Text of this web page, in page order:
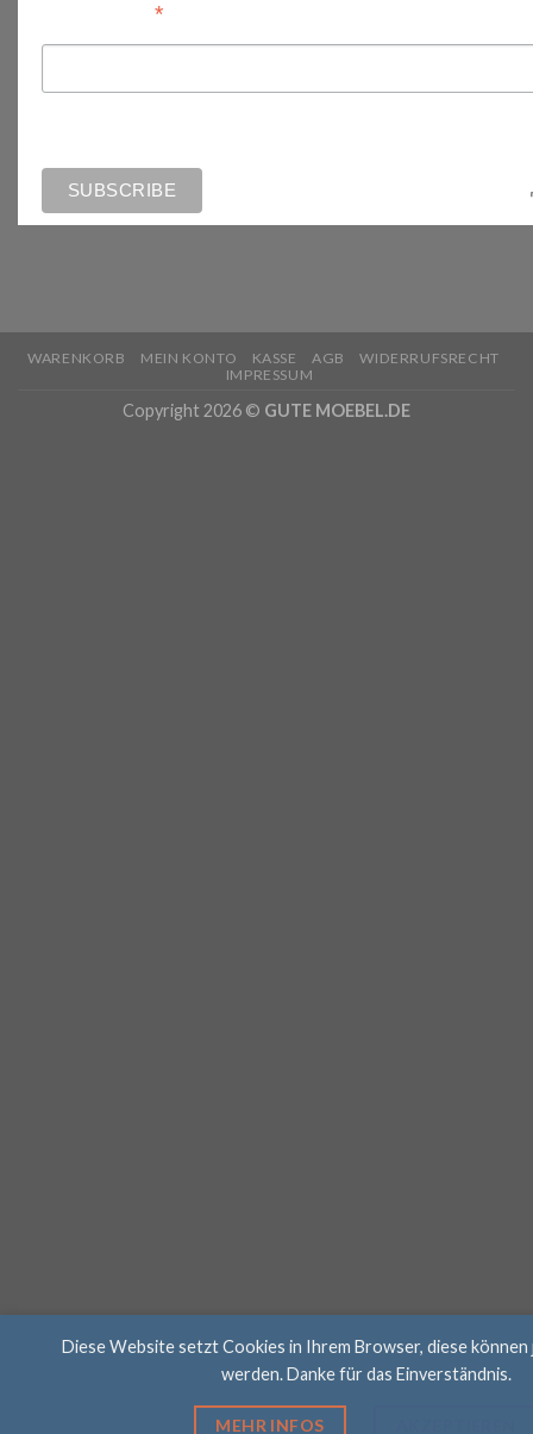
*
WARENKORB MEIN KONTO KASSE AGB
WIDERRUFSRECHT
IMPRESSUM
Copyright 2026 © GUTE MOEBEL.DE
Diese Website setzt Cookies in Ihrem Browser, diese
werden. Danke für das Einverständnis.
MEHR INFOS